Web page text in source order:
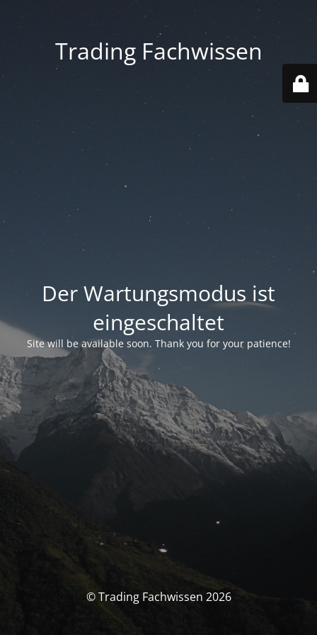
Trading Fachwissen
Der Wartungsmodus ist
eingeschaltet
Site will be available soon. Thank you for your patience!
© Trading Fachwissen 2026